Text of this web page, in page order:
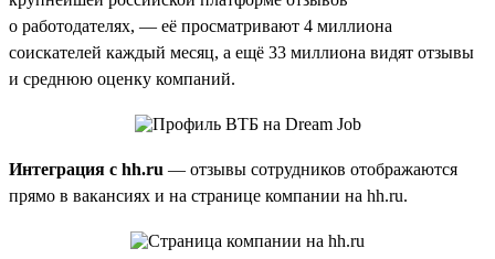
о работодателях, — её просматривают 4 миллиона
соискателей каждый месяц, а ещё 33 миллиона видят отзывы
и среднюю оценку компаний.
Интеграция с hh.ru — отзывы сотрудников отображаются
прямо в вакансиях и на странице компании на hh.ru.